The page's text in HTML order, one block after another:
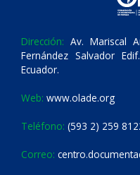
Dirección: Av. Mariscal
Fernández Salvador
Ecuador.
Web: www.olade.org
Teléfono: (593 2) 259
Correo: